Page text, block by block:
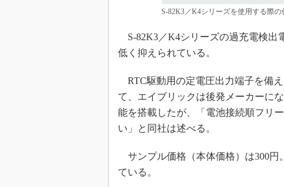
S-82K3／K4シリーズを使用する際
S-82K3／K4シリーズの過充電検出
低く抑えられている。
RTC駆動用の定電圧出力端子を備
て、エイブリックは後発メーカーに
能を搭載したが、「電池接続順フリ
い」と同社は述べる。
サンプル価格（本体価格）は300円
ている。